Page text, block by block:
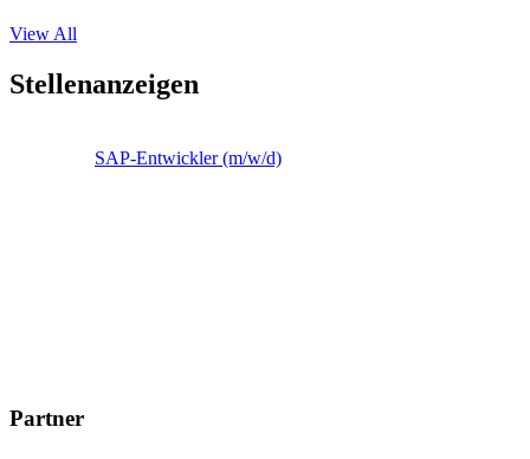
View All
Stellenanzeigen
SAP-Entwickler (m/w/d)
Partner